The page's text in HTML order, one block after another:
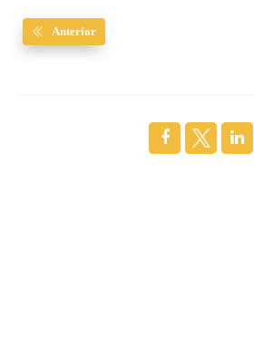
Anterior